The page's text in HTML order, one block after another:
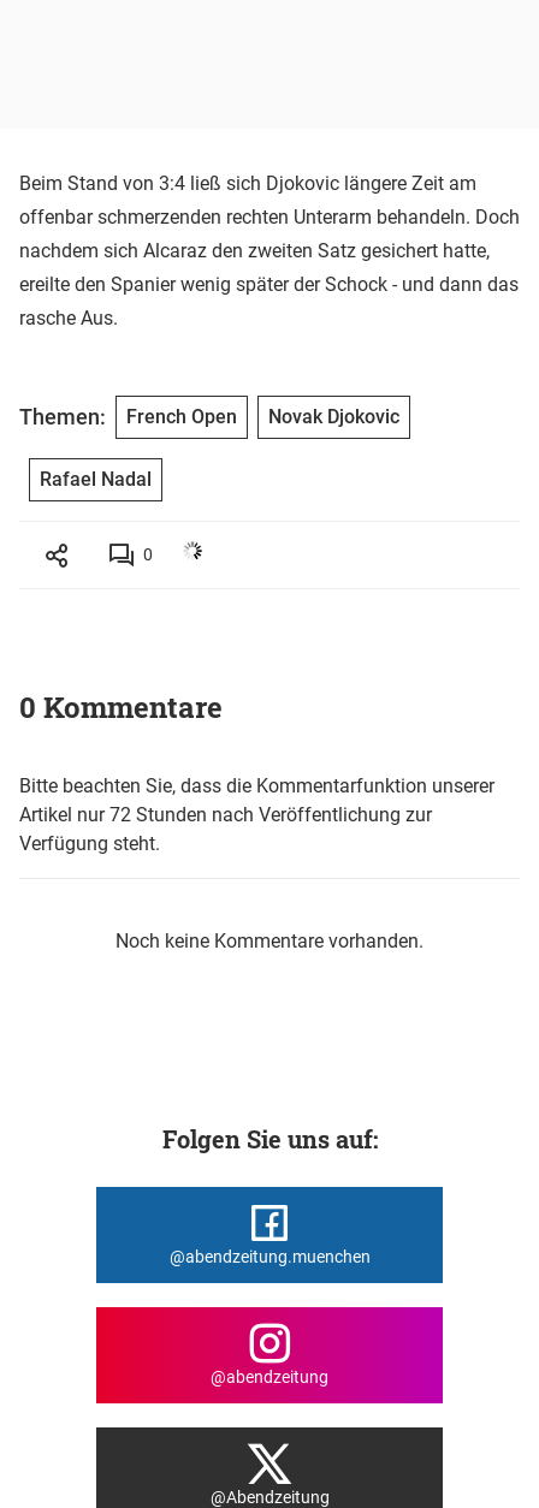
Beim Stand von 3:4 ließ sich Djokovic längere Zeit am
offenbar schmerzenden rechten Unterarm behandeln. Doch
nachdem sich Alcaraz den zweiten Satz gesichert hatte,
ereilte den Spanier wenig später der Schock - und dann das
rasche Aus.
Themen: French Open Novak Djokovic
Rafael Nadal
0
0 Kommentare
Bitte beachten Sie, dass die Kommentarfunktion unserer
Artikel nur 72 Stunden nach Veröffentlichung zur
Verfügung steht.
Noch keine Kommentare vorhanden.
Folgen Sie uns auf:
@abendzeitung.muenchen
@abendzeitung
@Abendzeitung